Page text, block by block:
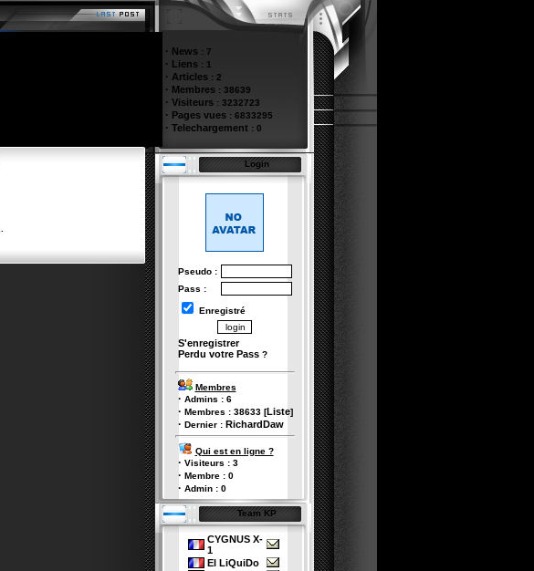
· News : 7
· Liens : 1
· Articles : 2
· Membres : 38639
· Visiteurs : 3232723
· Pages vues : 6833295
· Telechargement : 0
Login
Pseudo :
Pass :
Enregistré
S'enregistrer
Perdu votre Pass?
Membres
· Admins : 6
· Membres : 38633[Liste]
· Dernier : RichardDaw
Qui est en ligne ?
· Visiteurs : 3
· Membre : 0
· Admin : 0
Team KP
CYGNUS X-
1
El LiQuiDo